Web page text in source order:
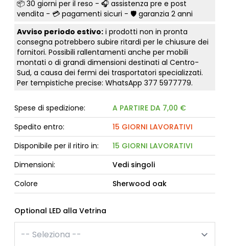
📦 30 giorni per il reso - 🎧 assistenza pre e post
vendita - 💳 pagamenti sicuri - 🛡️ garanzia 2 anni
Avviso periodo estivo:i prodotti non in pronta
consegna potrebbero subire ritardi per le chiusure dei
fornitori. Possibili rallentamenti anche per mobili
montati o di grandi dimensioni destinati al Centro-
Sud, a causa dei fermi dei trasportatori specializzati.
Per tempistiche precise: WhatsApp 377 5977779.
Spese di spedizione:
A PARTIRE DA 7,00 €
Spedito entro:
15 GIORNI LAVORATIVI
Disponibile per il ritiro in:
15 GIORNI LAVORATIVI
Dimensioni:
Vedi singoli
Colore
Sherwood oak
Optional LED alla Vetrina